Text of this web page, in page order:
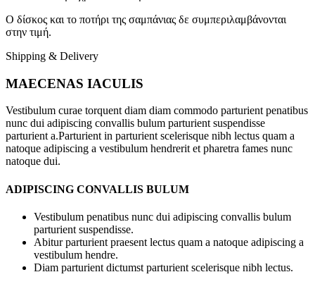
O δίσκος και το ποτήρι της σαμπάνιας δε συμπεριλαμβάνονται
στην τιμή.
Shipping & Delivery
MAECENAS IACULIS
Vestibulum curae torquent diam diam commodo parturient penatibus
nunc dui adipiscing convallis bulum parturient suspendisse
parturient a.Parturient in parturient scelerisque nibh lectus quam a
natoque adipiscing a vestibulum hendrerit et pharetra fames nunc
natoque dui.
ADIPISCING CONVALLIS BULUM
Vestibulum penatibus nunc dui adipiscing convallis bulum
parturient suspendisse.
Abitur parturient praesent lectus quam a natoque adipiscing a
vestibulum hendre.
Diam parturient dictumst parturient scelerisque nibh lectus.